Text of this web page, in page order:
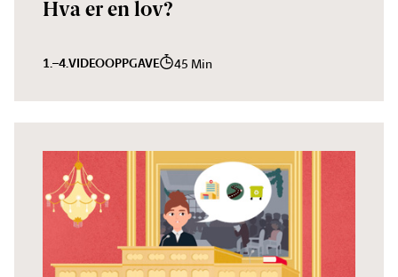
Hva er en lov?
1.–4.VIDEOOPPGAVE 45 Min